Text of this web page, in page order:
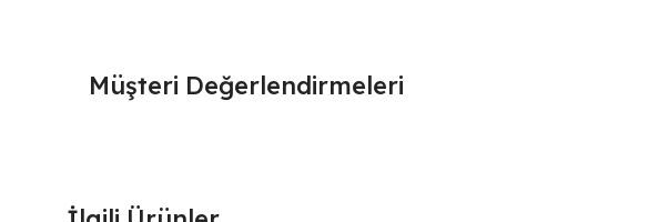
Müşteri Değerlendirmeleri